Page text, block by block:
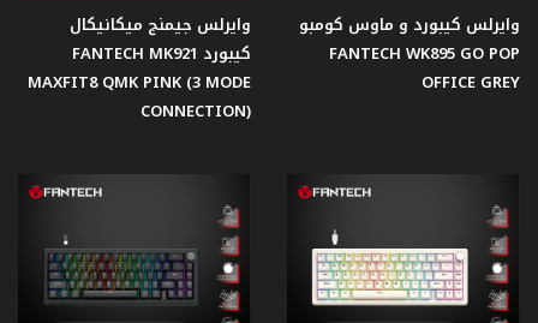
وايرلس كيبورد و ماوس كومبو
FANTECH WK895 GO POP
OFFICE GREY
وايرلس جيمنج ميكانيكال
كيبورد FANTECH MK921
MAXFIT8 QMK PINK (3 MODE
CONNECTION)
شاشات
جيمنج
Gear